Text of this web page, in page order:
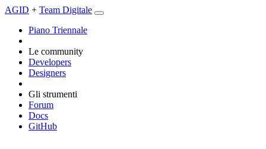
AGID + Team Digitale
Piano Triennale
Le community
Developers
Designers
Gli strumenti
Forum
Docs
GitHub